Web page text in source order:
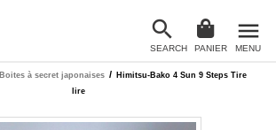
Boites à secret japonaises /
Himitsu-Bako 4 Sun 9 Steps Tire
lire

SEARCH PANIER
menu
MENU
